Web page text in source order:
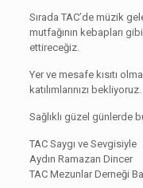
Sırada TAC’de müzik
mutfağının kebapları
ettireceğiz.
Yer ve mesafe kısıtı
katılımlarınızı bekliyoruz.
Sağlıklı güzel günlerde
TAC Saygı ve Sevgisiyle
Aydın Ramazan Dincer
TAC Mezunlar Derneği